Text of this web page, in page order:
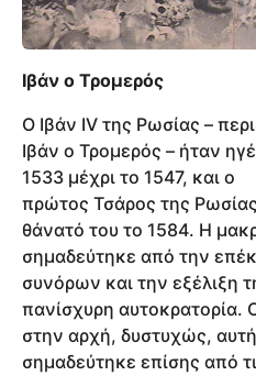
Ιβάν ο Τρομερός
Ο Ιβάν ΙV της Ρωσίας –
Ιβάν ο Τρομερός – ήταν
1533 μέχρι το 1547, και ο
πρώτος Τσάρος της
θάνατό του το 1584. Η
σημαδεύτηκε από την
συνόρων και την εξέλιξη
πανίσχυρη αυτοκρατορία.
στην αρχή, δυστυχώς,
σημαδεύτηκε επίσης από